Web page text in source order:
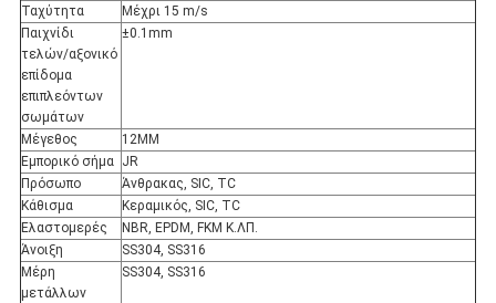
Ταχύτητα
Μέχρι 15 m/s
Παιχνίδι
τελών/αξονικό
επίδομα
επιπλεόντων
σωμάτων
±0.1mm
Μέγεθος
12MM
Εμπορικό σήμα JR
Πρόσωπο
Άνθρακας, SIC, TC
Κάθισμα
Κεραμικός, SIC, TC
Ελαστομερές
NBR, EPDM, FKM Κ.ΛΠ.
Άνοιξη
SS304, SS316
Μέρη
μετάλλων
SS304, SS316